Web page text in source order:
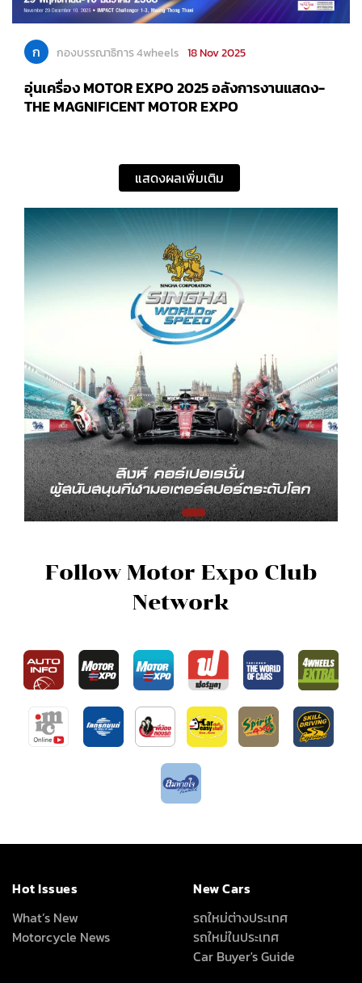
ก กองบรรณาธิการ 4wheels 18 Nov 2025
อุ่นเครื่อง MOTOR EXPO 2025 อลังการงานแสดง-
THE MAGNIFICENT MOTOR EXPO
แสดงผลเพิ่มเติม
Follow Motor Expo Club
Network
Hot Issues
What’s New
Motorcycle News
New Cars
รถใหม่ต่างประเทศ
รถใหม่ในประเทศ
Car Buyer's Guide